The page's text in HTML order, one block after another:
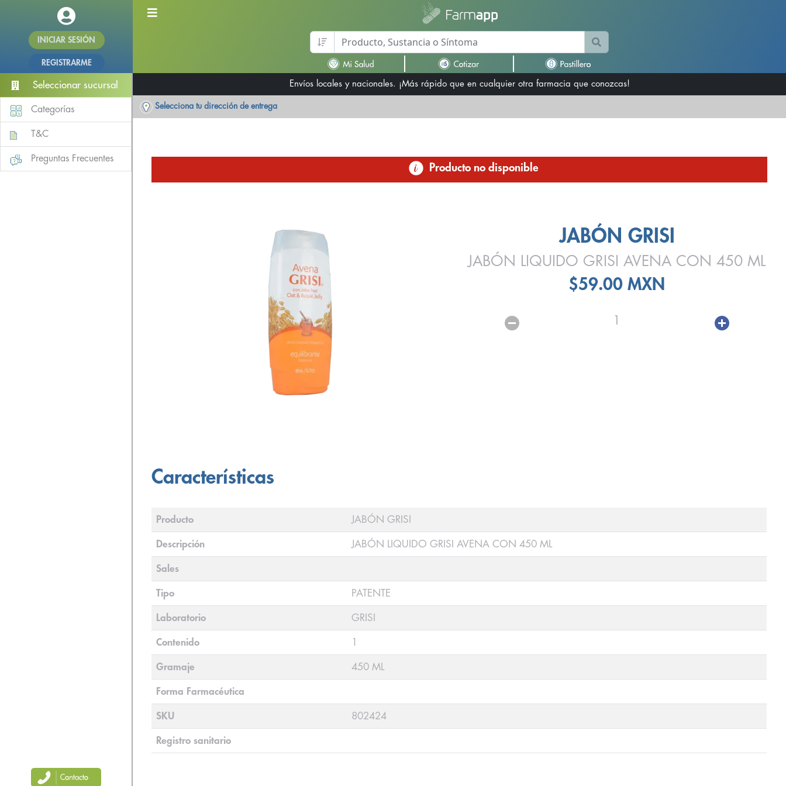
INICIAR SESIÓN
REGISTRARME
Seleccionar sucursal
Categorías
T&C
Preguntas Frecuentes
Envíos locales y nacionales. ¡Más rápido que en cualquier otra farmacia que conozcas!
Selecciona tu dirección de entrega
Producto no disponible
JABÓN GRISI
JABÓN LIQUIDO GRISI AVENA CON 450 ML
$59.00 MXN
1
Características
Producto JABÓN GRISI
Descripción JABÓN LIQUIDO GRISI AVENA CON 450 ML
Sales
Tipo PATENTE
Laboratorio GRISI
Contenido 1
Gramaje 450 ML
Forma Farmacéutica
SKU 802424
Registro sanitario